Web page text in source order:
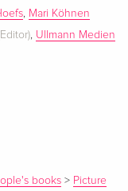
Das
Texten
sowie
macht
unterrichtete
, Mari Köhnen
, Ullmann Medien
books > Picture